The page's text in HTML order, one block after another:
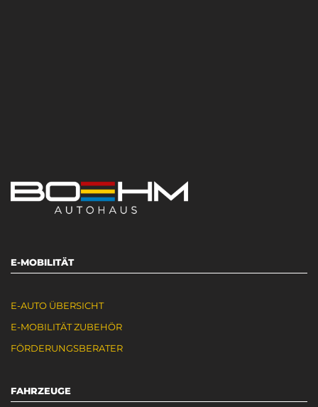
E-MOBILITÄT
E-AUTO ÜBERSICHT
E-MOBILITÄT ZUBEHÖR
FÖRDERUNGSBERATER
FAHRZEUGE